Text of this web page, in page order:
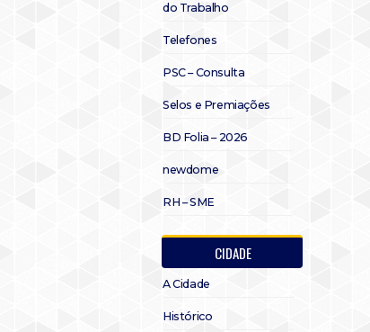
do Trabalho
Telefones
PSC – Consulta
Selos e Premiações
BD Folia – 2026
newdome
RH – SME
CIDADE
A Cidade
Histórico